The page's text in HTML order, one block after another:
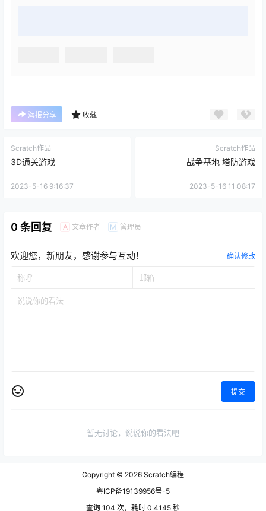
海报分享 收藏
Scratch作品
3D通关游戏
2023-5-16 9:16:37
Scratch作品
战争基地 塔防游戏
2023-5-16 11:08:17
0 条回复 A 文章作者 M 管理员
欢迎您，新朋友，感谢参与互动！ 确认修改
提交
暂无讨论，说说你的看法吧
Copyright © 2026 Scratch编程
粤ICP备19139956号-5
查询 104 次，耗时 0.4145 秒